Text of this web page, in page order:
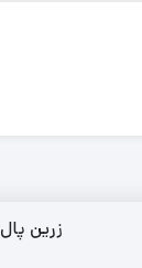
زرین پال